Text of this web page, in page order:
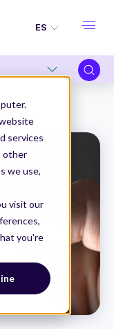
services
other
we use,
visit our
you're
ES